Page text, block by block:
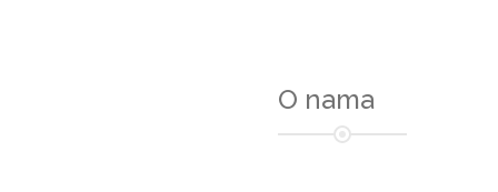
O nama